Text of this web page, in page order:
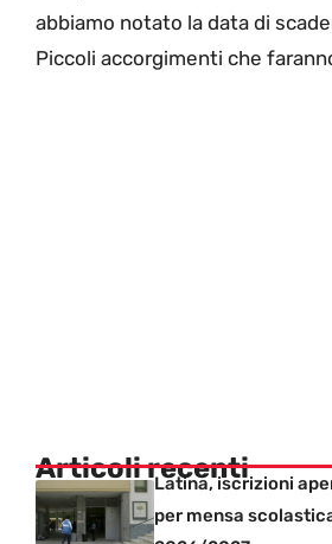
abbiamo notato la data di
Piccoli accorgimenti che
Articoli recenti
Latina, iscrizioni
per mensa